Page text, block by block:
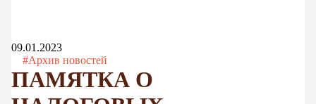
09.01.2023
#Архив новостей
ПАМЯТКА О